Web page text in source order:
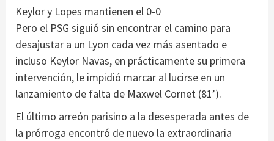
Keylor y Lopes mantienen el 0-0
Pero el PSG siguió sin encontrar el camino para
desajustar a un Lyon cada vez más asentado e
incluso Keylor Navas, en prácticamente su primera
intervención, le impidió marcar al lucirse en un
lanzamiento de falta de Maxwel Cornet (81’).
El último arreón parisino a la desesperada antes de
la prórroga encontró de nuevo la extraordinaria